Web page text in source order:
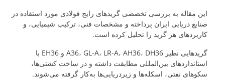
این مقاله به بررسی تخصصی گریدهای رایج فولادی مورد استفاده در
صنایع دریایی ایران پرداخته و مشخصات فنی، ترکیب شیمیایی، و
کاربردهای هر گرید را تحلیل کرده است.
گریدهایی نظیر A36، GL-A، LR-A، AH36، DH36 و EH36 با
استانداردهای بین‌المللی مطابقت داشته و در ساخت کشتی‌ها،
سکوهای نفتی، اسکله‌ها و زیردریایی‌ها به‌کار گرفته می‌شوند.